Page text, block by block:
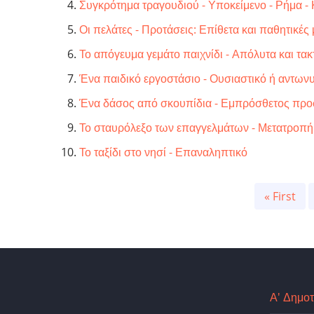
Συγκρότημα τραγουδιού - Υποκείμενο - Ρήμα
Οι πελάτες - Προτάσεις: Επίθετα και
Το απόγευμα γεμάτο παιχνίδι - Απόλυτα και
Ένα παιδικό εργοστάσιο - Ουσιαστικό ή
Ένα δάσος από σκουπίδια - Εμπρόσθετος
Το σταυρόλεξο των επαγγελμάτων -
Το ταξίδι στο νησί - Επαναληπτικό
First
« First
Α'